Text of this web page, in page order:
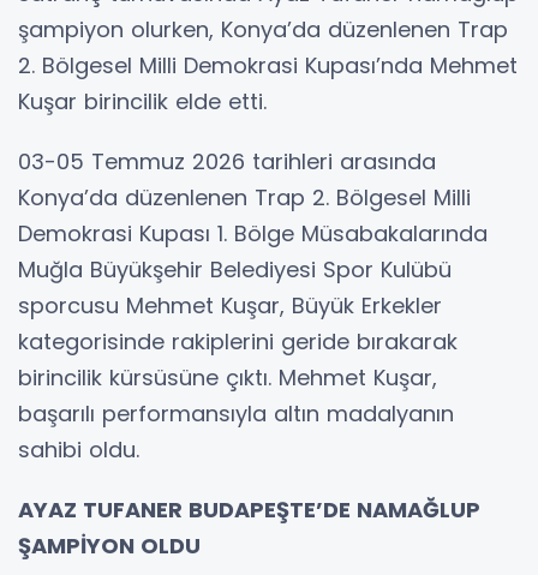
şampiyon olurken, Konya’da düzenlenen Trap
2. Bölgesel Milli Demokrasi Kupası’nda Mehmet
Kuşar birincilik elde etti.
03-05 Temmuz 2026 tarihleri arasında
Konya’da düzenlenen Trap 2. Bölgesel Milli
Demokrasi Kupası 1. Bölge Müsabakalarında
Muğla Büyükşehir Belediyesi Spor Kulübü
sporcusu Mehmet Kuşar, Büyük Erkekler
kategorisinde rakiplerini geride bırakarak
birincilik kürsüsüne çıktı. Mehmet Kuşar,
başarılı performansıyla altın madalyanın
sahibi oldu.
AYAZ TUFANER BUDAPEŞTE’DE NAMAĞLUP
ŞAMPİYON OLDU